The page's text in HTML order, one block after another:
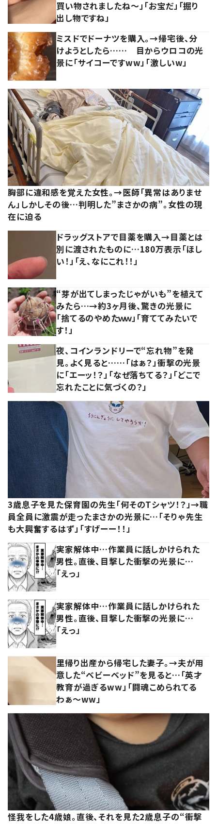
買い物されましたね～」「お宝だ」「掘り
出し物ですね」
ミスドでドーナツを購入。→帰宅後、分
けようとしたら…… 目からウロコの光
景に「サイコーですww」「激しいw」
胸部に違和感を覚えた女性。→医師「異常はありませ
ん」しかしその後…判明した”まさかの病”。女性の現
在に迫る
ドラッグストアで目薬を購入→目薬とは
別に渡されたものに…180万表示「ほし
い！」「え、なにこれ！！」
“芽が出てしまったじゃがいも”を植えて
みたら…→約3ヶ月後、驚きの光景に
「捨てるのやめたｗｗ」「育ててみたいで
す！」
夜、コインランドリーで“忘れ物”を発
見。よく見ると……「はぁ？」衝撃の光景
に「エーッ！？」「なぜ落ちてる？」「どこで
忘れたことに気づくの？」
3歳息子を見た保育園の先生「何そのTシャツ！？」→職
員全員に激震が走ったまさかの光景に…「そりゃ先生
も大興奮するはず」「すげーー！！」
実家解体中…作業員に話しかけられた
男性。直後、目撃した衝撃の光景に…
「えっ」
実家解体中…作業員に話しかけられた
男性。直後、目撃した衝撃の光景に…
「えっ」
里帰り出産から帰宅した妻子。→夫が用
意した“ベビーベッド”を見ると…「英才
教育が過ぎるww」「闘魂こめられてる
わぁ～ww」
怪我をした4歳娘。直後、それを見た2歳息子の“衝撃